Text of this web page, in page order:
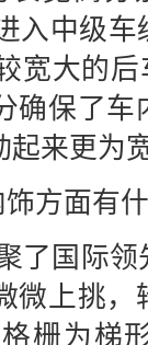
入中级
宽大的
确保了
起来更为
方面有
了国际
微上挑
栅为梯